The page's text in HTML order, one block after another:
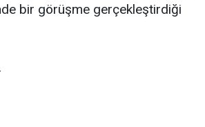
bir görüşme gerçekleştirdiği